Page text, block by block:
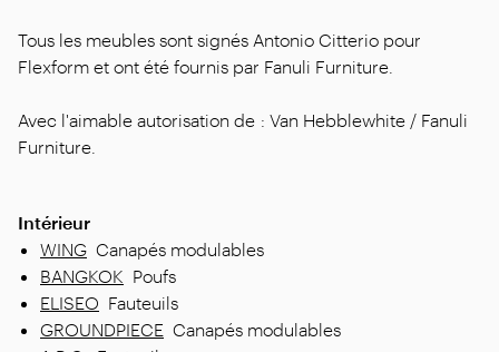
Tous les meubles sont signés Antonio Citterio pour
Flexform et ont été fournis par Fanuli Furniture.
Avec l'aimable autorisation de : Van Hebblewhite / Fanuli
Furniture.
Intérieur
WING Canapés modulables
BANGKOK Poufs
ELISEO Fauteuils
GROUNDPIECE Canapés modulables